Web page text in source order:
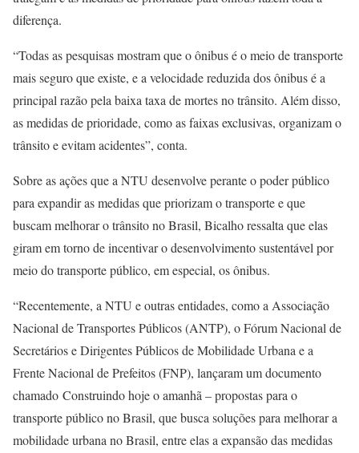
diferença.
“Todas as pesquisas mostram que o ônibus é o meio de transporte
mais seguro que existe, e a velocidade reduzida dos ônibus é a
principal razão pela baixa taxa de mortes no trânsito. Além disso,
as medidas de prioridade, como as faixas exclusivas, organizam o
trânsito e evitam acidentes”, conta.
Sobre as ações que a NTU desenvolve perante o poder público
para expandir as medidas que priorizam o transporte e que
buscam melhorar o trânsito no Brasil, Bicalho ressalta que elas
giram em torno de incentivar o desenvolvimento sustentável por
meio do transporte público, em especial, os ônibus.
“Recentemente, a NTU e outras entidades, como a Associação
Nacional de Transportes Públicos (ANTP), o Fórum Nacional de
Secretários e Dirigentes Públicos de Mobilidade Urbana e a
Frente Nacional de Prefeitos (FNP), lançaram um documento
chamado Construindo hoje o amanhã – propostas para o
transporte público no Brasil, que busca soluções para melhorar a
mobilidade urbana no Brasil, entre elas a expansão das medidas